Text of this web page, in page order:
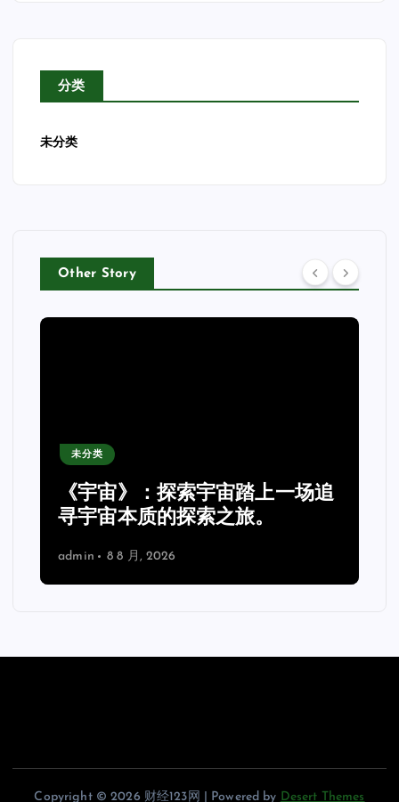
分类
未分类
Other Story
2026公钲评选行业内专业的评
选系统哪家强，公钲评选三大痛
点一次击穿
admin 8 8 月, 2026
Copyright © 2026 财经123网 | Powered by Desert Themes